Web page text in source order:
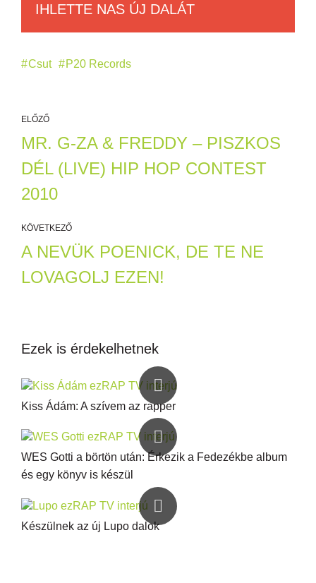
IHLETTE NAS ÚJ DALÁT
Csut P20 Records
ELŐZŐ
MR. G-ZA & FREDDY – PISZKOS
DÉL (LIVE) HIP HOP CONTEST
2010
KÖVETKEZŐ
A NEVÜK POENICK, DE TE NE
LOVAGOLJ EZEN!
Ezek is érdekelhetnek
Kiss Ádám: A szívem az rapper
WES Gotti a börtön után: Érkezik a Fedezékbe album
és egy könyv is készül
Készülnek az új Lupo dalok